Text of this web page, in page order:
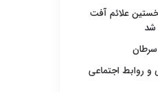
علائم آفت
شد
سرطان
روابط اجتماعی